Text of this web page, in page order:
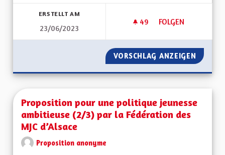
ERSTELLT AM
23/06/2023
49 49 FOLLOWER
FOLGEN
PROPOSITION
VORSCHLAG ANZEIGEN
Proposition pour une politique jeunesse
ambitieuse (2/3) par la Fédération des
MJC d’Alsace
Proposition anonyme